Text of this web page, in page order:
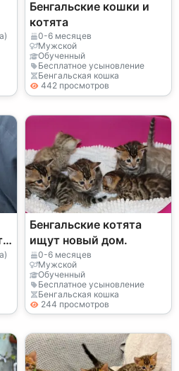
Бенгальские кошки и
котята
0-6 месяцев
Мужской
Обученный
Бесплатное усыновление
Бенгальская кошка
442 просмотров
Бенгальские котята
ищут новый дом.
0-6 месяцев
Мужской
Обученный
Бесплатное усыновление
Бенгальская кошка
244 просмотров